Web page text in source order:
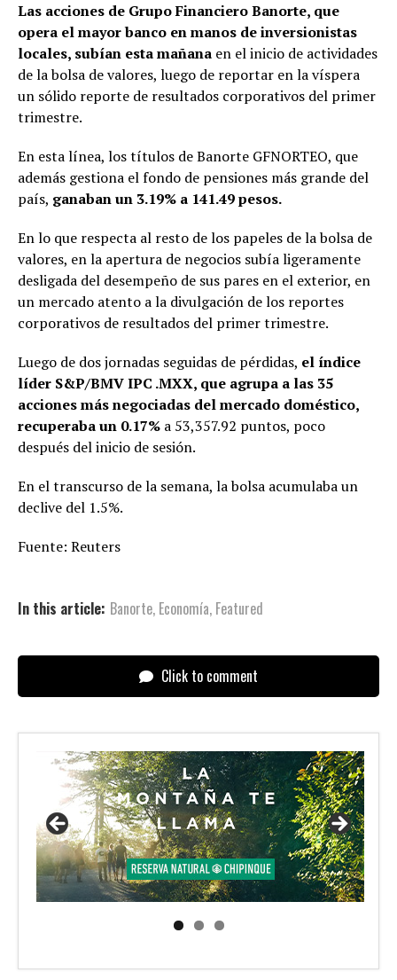
Las acciones de Grupo Financiero Banorte, que
opera el mayor banco en manos de inversionistas
locales, subían esta mañana en el inicio de actividades
de la bolsa de valores, luego de reportar en la víspera
un sólido reporte de resultados corporativos del primer
trimestre.
En esta línea, los títulos de Banorte GFNORTEO, que
además gestiona el fondo de pensiones más grande del
país, ganaban un 3.19% a 141.49 pesos.
En lo que respecta al resto de los papeles de la bolsa de
valores, en la apertura de negocios subía ligeramente
desligada del desempeño de sus pares en el exterior, en
un mercado atento a la divulgación de los reportes
corporativos de resultados del primer trimestre.
Luego de dos jornadas seguidas de pérdidas, el índice
líder S&P/BMV IPC .MXX, que agrupa a las 35
acciones más negociadas del mercado doméstico,
recuperaba un 0.17% a 53,357.92 puntos, poco
después del inicio de sesión.
En el transcurso de la semana, la bolsa acumulaba un
declive del 1.5%.
Fuente: Reuters
In this article: Banorte, Economía, Featured
Click to comment